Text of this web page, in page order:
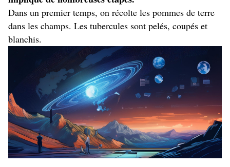
Dans un premier temps, on récolte les pommes de terre
dans les champs. Les tubercules sont pelés, coupés et
blanchis.